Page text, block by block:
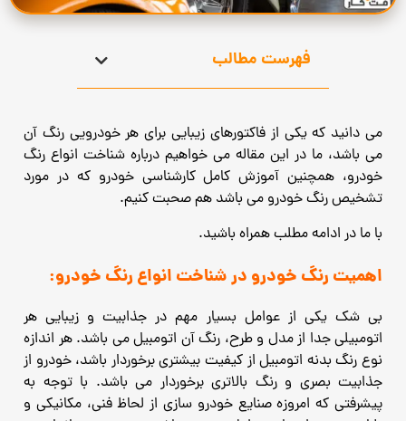
فهرست مطالب
می دانید که یکی از فاکتورهای زیبایی برای هر خودرویی رنگ آن
می باشد، ما در این مقاله می خواهیم درباره شناخت انواع رنگ
خودرو، همچنین آموزش کامل کارشناسی خودرو که در مورد
تشخیص رنگ خودرو می باشد هم صحبت کنیم.
با ما در ادامه مطلب همراه باشید.
اهمیت رنگ خودرو در شناخت انواع رنگ خودرو:
بی شک یکی از عوامل بسیار مهم در جذابیت و زیبایی هر
اتومبیلی جدا از مدل و طرح، رنگ آن اتومبیل می باشد. هر اندازه
نوع رنگ بدنه اتومبیل از کیفیت بیشتری برخوردار باشد، خودرو از
جذابیت بصری و رنگ بالاتری برخوردار می باشد. با توجه به
پیشرفتی که امروزه صنایع خودرو سازی از لحاظ فنی، مکانیکی و